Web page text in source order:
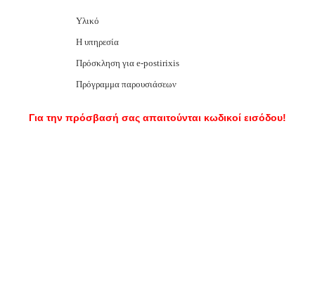
Υλικό
Η υπηρεσία
Πρόσκληση για e-postirixis
Πρόγραμμα παρουσιάσεων
Για την πρόσβασή σας απαιτούνται κωδικοί εισόδου!